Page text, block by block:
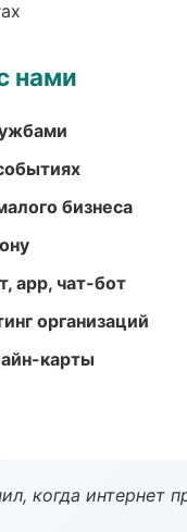
нами
бизнеса
app, чат-бот
организаций
карты
когда интернет